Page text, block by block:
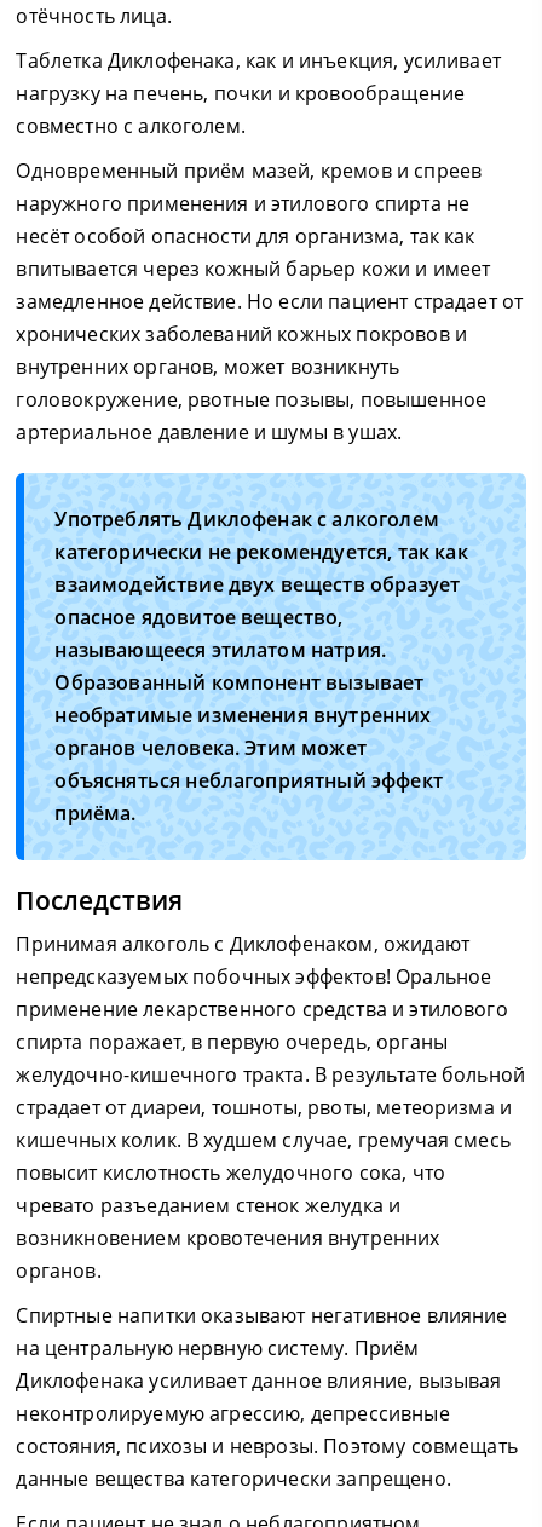
отёчность лица.
Таблетка Диклофенака, как и инъекция, усиливает
нагрузку на печень, почки и кровообращение
совместно с алкоголем.
Одновременный приём мазей, кремов и спреев
наружного применения и этилового спирта не
несёт особой опасности для организма, так как
впитывается через кожный барьер кожи и имеет
замедленное действие. Но если пациент страдает от
хронических заболеваний кожных покровов и
внутренних органов, может возникнуть
головокружение, рвотные позывы, повышенное
артериальное давление и шумы в ушах.
Употреблять Диклофенак с алкоголем
категорически не рекомендуется, так как
взаимодействие двух веществ образует
опасное ядовитое вещество,
называющееся этилатом натрия.
Образованный компонент вызывает
необратимые изменения внутренних
органов человека. Этим может
объясняться неблагоприятный эффект
приёма.
Последствия
Принимая алкоголь с Диклофенаком, ожидают
непредсказуемых побочных эффектов! Оральное
применение лекарственного средства и этилового
спирта поражает, в первую очередь, органы
желудочно-кишечного тракта. В результате больной
страдает от диареи, тошноты, рвоты, метеоризма и
кишечных колик. В худшем случае, гремучая смесь
повысит кислотность желудочного сока, что
чревато разъеданием стенок желудка и
возникновением кровотечения внутренних
органов.
Спиртные напитки оказывают негативное влияние
на центральную нервную систему. Приём
Диклофенака усиливает данное влияние, вызывая
неконтролируемую агрессию, депрессивные
состояния, психозы и неврозы. Поэтому совмещать
данные вещества категорически запрещено.